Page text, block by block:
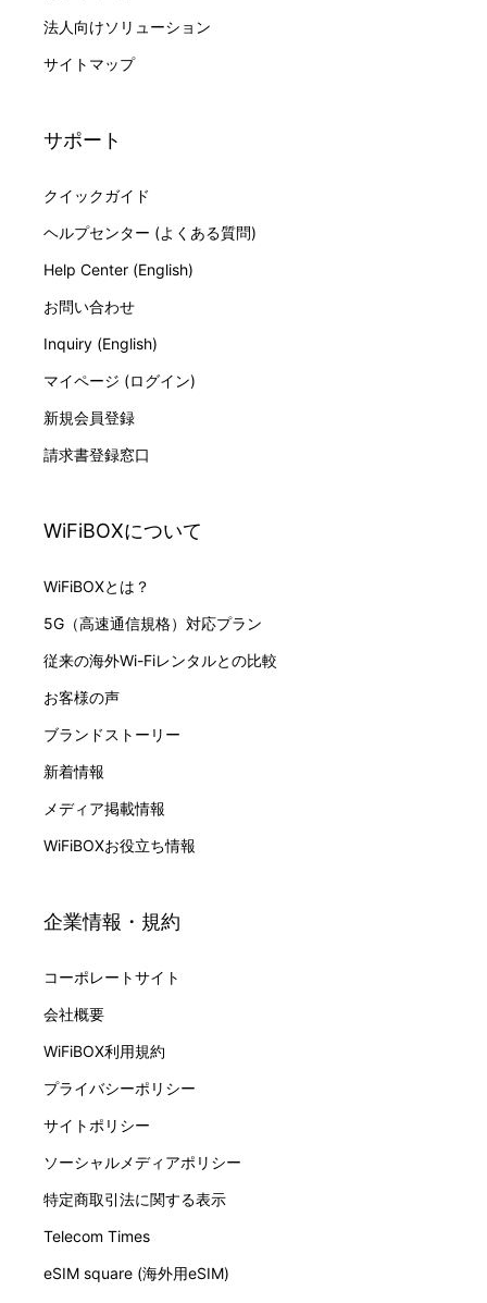
法人向けソリューション
サイトマップ
サポート
クイックガイド
ヘルプセンター (よくある質問)
Help Center (English)
お問い合わせ
Inquiry (English)
マイページ (ログイン)
新規会員登録
請求書登録窓口
WiFiBOXについて
WiFiBOXとは？
5G（高速通信規格）対応プラン
従来の海外Wi-Fiレンタルとの比較
お客様の声
ブランドストーリー
新着情報
メディア掲載情報
WiFiBOXお役立ち情報
企業情報・規約
コーポレートサイト
会社概要
WiFiBOX利用規約
プライバシーポリシー
サイトポリシー
ソーシャルメディアポリシー
特定商取引法に関する表示
Telecom Times
eSIM square (海外用eSIM)